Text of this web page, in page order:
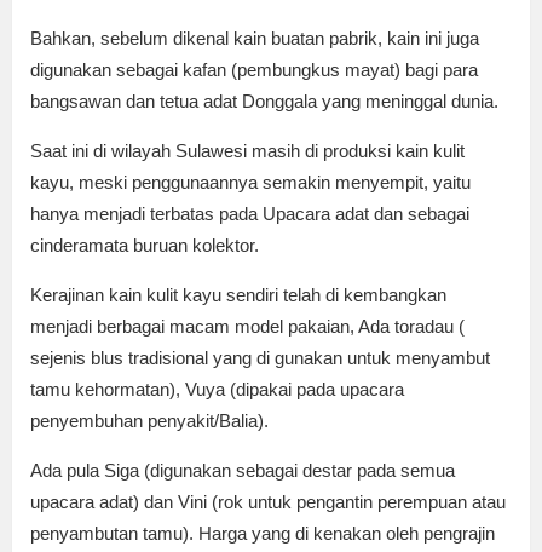
Bahkan, sebelum dikenal kain buatan pabrik, kain ini juga
digunakan sebagai kafan (pembungkus mayat) bagi para
bangsawan dan tetua adat Donggala yang meninggal dunia.
Saat ini di wilayah Sulawesi masih di produksi kain kulit
kayu, meski penggunaannya semakin menyempit, yaitu
hanya menjadi terbatas pada Upacara adat dan sebagai
cinderamata buruan kolektor.
Kerajinan kain kulit kayu sendiri telah di kembangkan
menjadi berbagai macam model pakaian, Ada toradau (
sejenis blus tradisional yang di gunakan untuk menyambut
tamu kehormatan), Vuya (dipakai pada upacara
penyembuhan penyakit/Balia).
Ada pula Siga (digunakan sebagai destar pada semua
upacara adat) dan Vini (rok untuk pengantin perempuan atau
penyambutan tamu). Harga yang di kenakan oleh pengrajin